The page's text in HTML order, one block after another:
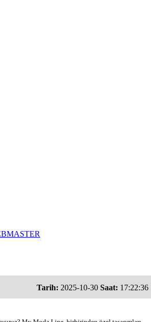
Tarih: 2025-10-30 Saat: 17:22:36